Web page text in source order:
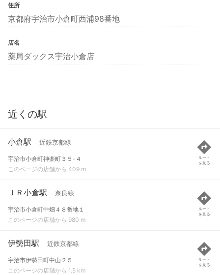
住所
京都府宇治市小倉町西浦98番地
店名
薬局ダックス宇治小倉店
近くの駅
小倉駅 近鉄京都線
宇治市小倉町神楽町３５-４
このページの店舗から 409 m
ルート
を見る
ＪＲ小倉駅 奈良線
宇治市小倉町中畑４８番地１
このページの店舗から 980 m
ルート
を見る
伊勢田駅 近鉄京都線
宇治市伊勢田町中山２５
このページの店舗から 1.5 km
ルート
を見る